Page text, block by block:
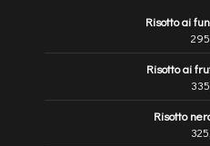
Risotto ai
Risotto ai
Risotto